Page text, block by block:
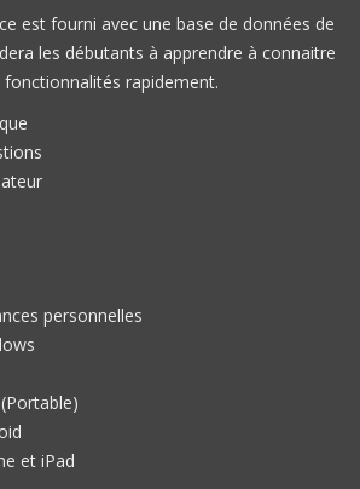
est fourni avec une base de données de
les débutants à apprendre à connaitre
rapidement.
personnelles
et iPad